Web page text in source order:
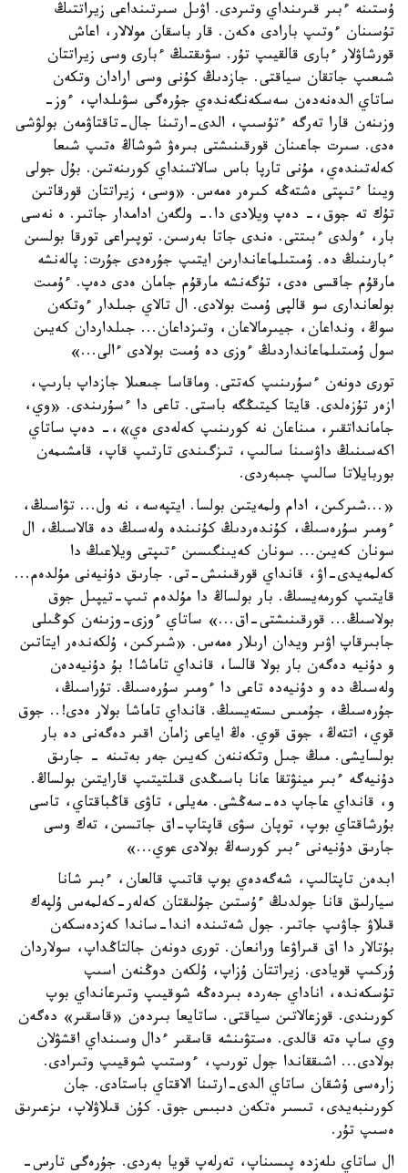
ۇستىنە ءبىر قىرىنداي وتىردى. اۋىل سىرتىنداعى زيراتتىڭ
تۇسىنان ءوتىپ بارادى ەكەن. قار باسقان مولالار، اعاش
قورشاۋلار ءبارى قالقيىپ تۇر. سۋىقتىڭ ءبارى وسى زيراتتان
شىعىپ جاتقان سياقتى. جازدىڭ كۇنى وسى ارادان وتكەن
ساتاي الدەنەدەن سەسكەنگەندەي جۇرەگى سۋىلداپ، ءوز-
وزىنەن قارا تەرگە ءتۇسىپ، الدى-ارتىنا جال-تاقتاۋمەن بولۋشى
ەدى. سىرت جاعىنان قورقىنىشتى بىرەۋ شوشاڭ ەتىپ شىعا
كەلەتىندەي، مۇنى تارپا باس سالاتىنداي كورىنەتىن. بۇل جولى
ويىنا ءتىپتى ەشتەڭە كىرەر ەمەس. «وسى، زيراتتان قورقاتىن
تۇك تە جوق،- دەپ ويلادى دا.- ولگەن ادامدار جاتىر. ە نەسى
بار، ءولدى ءبىتتى. ەندى جاتا بەرسىن. توپىراعى تورقا بولسىن
ءبارىنىڭ دە. ۇمىتىلماعاندارىن ايتىپ جۇرەدى جۇرت: پالەنشە
مارقۇم جاقسى ەدى، تۇگەنشە مارقۇم جامان ەدى دەپ. ءۇمىت
بولعاندارى سو قالپى ۇمىت بولادى. ال تالاي جىلدار ءوتكەن
سوڭ، ونداعان، جيىرمالاعان، وتىزداعان... جىلداردان كەيىن
سول ۇمىتىلماعانداردىڭ ءوزى دە ۇمىت بولادى ءالى...»
تورى دونەن ءسۇرىنىپ كەتتى. وماقاسا جىعىلا جازداپ بارىپ،
ازەر تۇزەلدى. قايتا كيتىڭگە باستى. تاعى دا ءسۇرىندى. «وي،
جامانداتقىر، مىناعان نە كورىنىپ كەلەدى ەي»،- دەپ ساتاي
اكەسىنىڭ داۋسىنا سالىپ، تىزگىندى تارتىپ قاپ، قامشىمەن
بوربايلاتا سالىپ جىبەردى.
«...شىركىن، ادام ولمەيتىن بولسا. ايتپەسە، نە ول... تۋاسىڭ،
ءومىر سۇرەسىڭ، كۇندەردىڭ كۇنىندە ولەسىڭ دە قالاسىڭ، ال
سونان كەيىن... سونان كەيىنگىسىن ءتىپتى ويلاعىڭ دا
كەلمەيدى-اۋ، قانداي قورقىنىش-تى. جارىق دۇنيەنى مۇلدەم...
قايتىپ كورمەيسىڭ. بار بولساڭ دا مۇلدەم تىپ-تيپىل جوق
بولاسىڭ... قورقىنىشتى-اق...» ساتاي ءوزى-وزىنەن كوڭىلى
جابىرقاپ اۋىر ويدان ارىلار ەمەس. «شىركىن، ۇلكەندەر ايتاتىن
و دۇنيە دەگەن بار بولا قالسا، قانداي تاماشا! بۇ دۇنيەدەن
ولەسىڭ دە و دۇنيەدە تاعى دا ءومىر سۇرەسىڭ. تۇراسىڭ،
جۇرەسىڭ، جۇمىس ىستەيسىڭ. قانداي تاماشا بولار ەدى!.. جوق
قوي، اتتەڭ، جوق قوي. ەڭ اياعى زامان اقىر دەگەنى دە بار
بولسايشى. مىڭ جىل وتكەننەن كەيىن جەر بەتىنە - جارىق
دۇنيەگە ءبىر مينۋتقا عانا باسىڭدى قىلتيتىپ قارايتىن بولساڭ.
و، قانداي عاجاپ دە-سەڭشى. مەيلى، تاۋى قاڭباقتاي، تاسى
بۇرشاقتاي بوپ، توپان سۋى قاپتاپ-اق جاتسىن، تەك وسى
جارىق دۇنيەنى ءبىر كورسەڭ بولادى عوي...»
ابدەن تاپتالىپ، شەگەدەي بوپ قاتىپ قالعان، ءبىر شانا
سيارلىق قانا جولدىڭ ءۇستىن جۇلىقتان كەلەر-كەلمەس ۇلپەك
قىلاۋ جاۋىپ جاتىر. جول شەتىندە اندا-ساندا كەزدەسكەن
بۇتالار دا اق قىراۋعا ورانعان. تورى دونەن جالتاڭداپ، سولاردان
ۇركىپ قويادى. زيراتتان ۇزاپ، ۇلكەن دوڭنەن اسىپ
تۇسكەندە، اناداي جەردە بىردەڭە شوقيىپ وتىرعانداي بوپ
كورىندى. قوزعالاتىن سياقتى. ساتايعا بىردەن «قاسقىر» دەگەن
وي ساپ ەتە قالدى. ەستۋىنشە قاسقىر ءدال وسىنداي اقشۋلان
بولادى... اشىققاندا جول تورىپ، ءوستىپ شوقيىپ وتىرادى.
زارەسى ۇشقان ساتاي الدى-ارتىنا الاقتاي باستادى. جان
كورىنبەيدى، تىسىر ەتكەن دىبىس جوق. كۇن قىلاۋلاپ، ىزعىرىق
ەسىپ تۇر.
ال ساتاي ىلەزدە پىسىناپ، تەرلەپ قويا بەردى. جۇرەگى تارس-